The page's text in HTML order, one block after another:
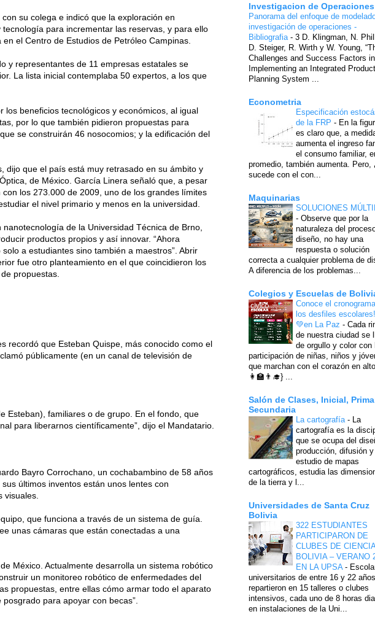
su colega e indicó que la exploración en
para incrementar las reservas, y para ello
el Centro de Estudios de Petróleo Campinas.
y representantes de 11 empresas estatales se
La lista inicial contemplaba 50 expertos, a los que
beneficios tecnológicos y económicos, al igual
por lo que también pidieron propuestas para
se construirán 46 nosocomios; y la edificación del
dijo que el país está muy retrasado en su ámbito y
de México. García Linera señaló que, a pesar
los 273.000 de 2009, uno de los grandes límites
el nivel primario y menos en la universidad.
de la Universidad Técnica de Brno,
productos propios y así innovar. “Ahora
a estudiantes sino también a maestros”. Abrir
fue otro planteamiento en el que coincidieron los
propuestas.
recordó que Esteban Quispe, más conocido como el
públicamente (en un canal de televisión de
Esteban), familiares o de grupo. En el fondo, que
para liberarnos científicamente”, dijo el Mandatario.
Bayro Corrochano, un cochabambino de 58 años
últimos inventos están unos lentes con
visuales.
que funciona a través de un sistema de guía.
unas cámaras que están conectadas a una
México. Actualmente desarrolla un sistema robótico
un monitoreo robótico de enfermedades del
propuestas, entre ellas cómo armar todo el aparato
para apoyar con becas”.
Investigacion de Operaciones
Panorama del enfoque de
investigación de operaciones -
Bibliografia - 3 D. Klingman, N.
D. Steiger, R. Wirth y W. Young,
Challenges and Success Factors in
Implementing an Integrated
Planning System ...
Econometria
Especificación
de la FRP - En la
es claro que, a
aumenta el ingreso
el consumo familiar,
promedio, también aumenta. Pero,
sucede con el con...
Maquinarias
SOLUCIONES
- Observe que por la
naturaleza del
diseño, no hay una
respuesta o solución
correcta a cualquier problema de
A diferencia de los problemas...
Colegios y Escuelas de
Conoce el
los desfiles
💚en La Paz - Cada
de nuestra ciudad se
de orgullo y color con
participación de niñas, niños y
que marchan con el corazón en
👩‍🏫👨‍🎓} ...
Salón de Clases, Inicial,
Secundaria
La cartografía -
La
cartografía es la
que se ocupa del
producción, difusión y
estudio de mapas
cartográficos, estudia las
de la tierra y l...
Universidades de Santa Cruz
Bolivia
322 ESTUDIANTES
PARTICIPARON DE
CLUBES DE CIENCIA
BOLIVIA – VERANO
EN LA UPSA -
universitarios de entre 16 y 22
repartieron en 15 talleres o clubes
intensivos, cada uno de 8 horas
en instalaciones de la Uni...